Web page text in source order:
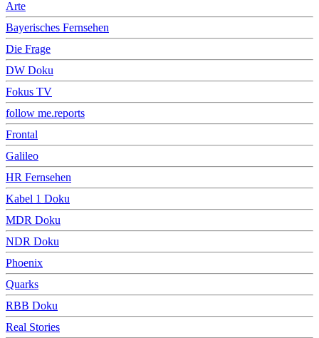
Arte
Bayerisches Fernsehen
Die Frage
DW Doku
Fokus TV
follow me.reports
Frontal
Galileo
HR Fernsehen
Kabel 1 Doku
MDR Doku
NDR Doku
Phoenix
Quarks
RBB Doku
Real Stories